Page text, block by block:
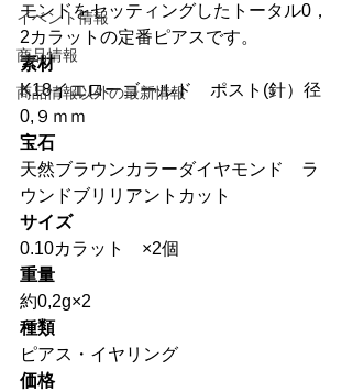
イベント情報
商品情報
商品情報以外の最新情報
モンドをセッティングしたトータル0，
2カラットの定番ピアスです。
素材
K18イエローゴールド　ポスト(針）径
0,９ｍｍ
宝石
天然ブラウンカラーダイヤモンド　ラ
ウンドブリリアントカット
サイズ
0.10カラット　×2個
重量
約0,2g×2
種類
ピアス・イヤリング
価格